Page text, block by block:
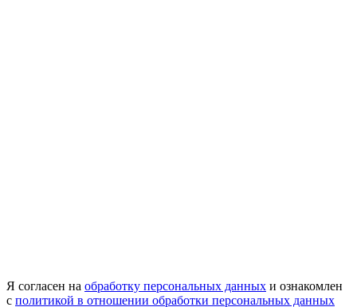
Я согласен на обработку персональных данных и ознакомлен
с политикой в отношении обработки персональных данных